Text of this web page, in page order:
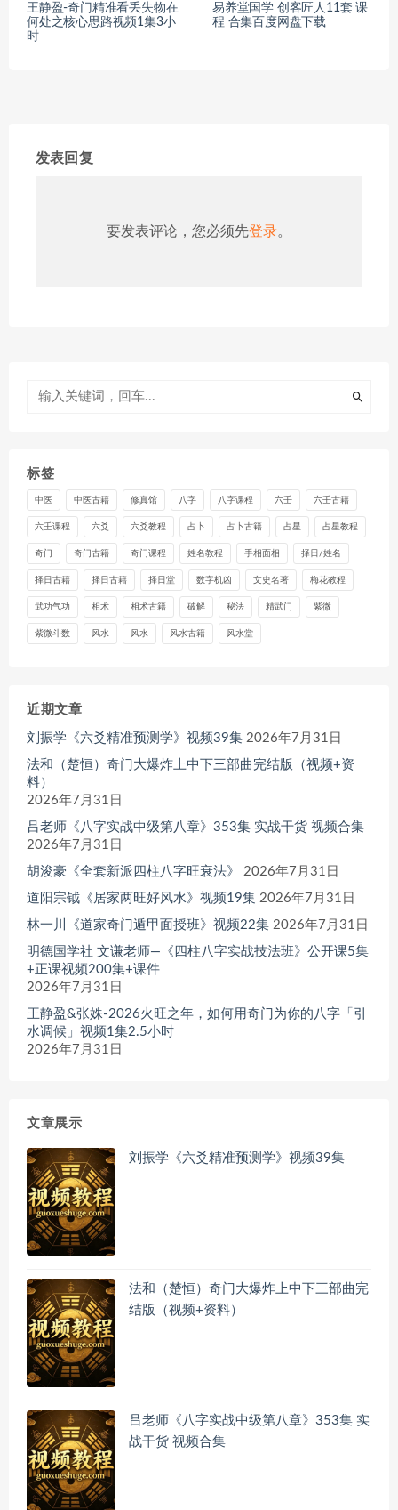
王静盈-奇门精准看丢失物在
何处之核心思路视频1集3小
时
易养堂国学 创客匠人11套 课
程 合集百度网盘下载
发表回复
要发表评论，您必须先登录。
标签
中医 中医古籍 修真馆 八字 八字课程 六壬 六壬古籍
六壬课程 六爻 六爻教程 占卜 占卜古籍 占星 占星教程
奇门 奇门古籍 奇门课程 姓名教程 手相面相 择日/姓名
择日古籍 择日古籍 择日堂 数字机凶 文史名著 梅花教程
武功气功 相术 相术古籍 破解 秘法 精武门 紫微
紫微斗数 风水 风水 风水古籍 风水堂
近期文章
刘振学《六爻精准预测学》视频39集 2026年7月31日
法和（楚恒）奇门大爆炸上中下三部曲完结版（视频+资
料）
2026年7月31日
吕老师《八字实战中级第八章》353集 实战干货 视频合集
2026年7月31日
胡浚豪《全套新派四柱八字旺衰法》
2026年7月31日
道阳宗钺《居家两旺好风水》视频19集 2026年7月31日
林一川《道家奇门遁甲面授班》视频22集 2026年7月31日
明德国学社 文谦老师—《四柱八字实战技法班》公开课5集
+正课视频200集+课件
2026年7月31日
王静盈&张姝-2026火旺之年，如何用奇门为你的八字「引
水调候」视频1集2.5小时
2026年7月31日
文章展示
刘振学《六爻精准预测学》视频39集
法和（楚恒）奇门大爆炸上中下三部曲完
结版（视频+资料）
吕老师《八字实战中级第八章》353集 实
战干货 视频合集